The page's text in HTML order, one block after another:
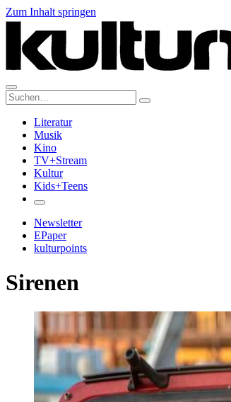
Zum Inhalt springen
Suche:
Literatur
Musik
Kino
TV+Stream
Kultur
Kids+Teens
Newsletter
EPaper
kulturpoints
Sirenen